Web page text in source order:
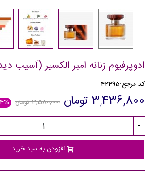
ادوپرفیوم زنانه امبر الکسیر (آسیب
کد مرجع:42495
3,436,800 تومان 3,580,000 تومان
-
افزودن به سبد خرید